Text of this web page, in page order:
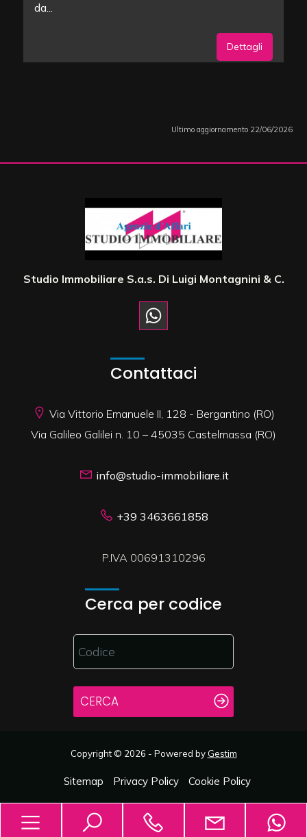
da...
Dettagli
Ultimo aggiornamento 22/06/2026
Studio Immobiliare S.a.s. Di Luigi Montagnini & C.
Contattaci
Via Vittorio Emanuele II, 128 - Bergantino (RO)
Via Galileo Galilei n. 10 – 45035 Castelmassa (RO)
info@studio-immobiliare.it
+39 3463661858
P.IVA 00691310296
Cerca per codice
CERCA
Copyright © 2026 - Powered by Gestim
Sitemap Privacy Policy Cookie Policy
Torna su